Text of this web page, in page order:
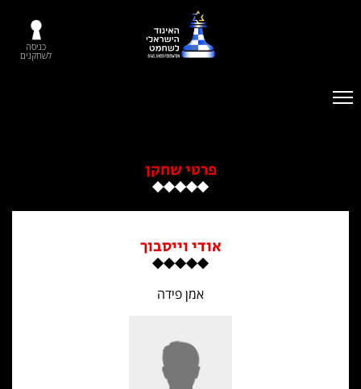
כניסה
לשחקנים
פרטי שחקן
אודי וייסבוך
אמן פידה